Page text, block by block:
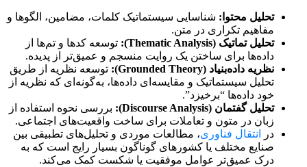
تحلیل محتوا: شناسایی سیستماتیک کلمات، مضامین، الگوها و
مفاهیم تکراری در متن.
تحلیل تماتیک (Thematic Analysis):
توسعه کدها و تم‌ها از
داده‌ها برای ساختن یک روایت منسجم و عمیق‌تر از پدیده.
نظریه داده‌بنیاد (Grounded Theory):
توسعه نظریه از طریق
تحلیل سیستماتیک و مقایسه‌ای داده‌ها، به‌گونه‌ای که نظریه از
خود داده‌ها “برخیزد”.
تحلیل گفتمان (Discourse Analysis):
بررسی نحوه استفاده از
زبان در متون و تعاملات برای ساخت واقعیت‌های اجتماعی.
در
انتقال فناوری، مطالعات موردی و تحلیل‌های تطبیقی بین
صنایع مختلف یا کشورهای گوناگون بسیار رایج است که به
درک عمیق‌تر عوامل موفقیت یا شکست کمک می‌کند.